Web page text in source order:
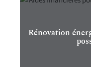
Rénovation